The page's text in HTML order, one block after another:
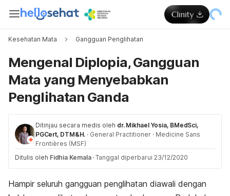
Kesehatan Mata Gangguan Penglihatan
Mengenal Diplopia, Gangguan
Mata yang Menyebabkan
Penglihatan Ganda
Ditinjau secara medis oleh dr. Mikhael Yosia, BMedSci,
PGCert, DTM&H. · General Practitioner · Medicine Sans
Frontières (MSF)
Ditulis oleh Fidhia Kemala · Tanggal diperbarui 23/12/2020
Hampir seluruh gangguan penglihatan diawali dengan